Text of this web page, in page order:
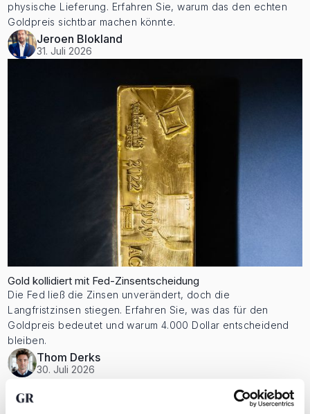
physische Lieferung. Erfahren Sie, warum das den echten
Goldpreis sichtbar machen könnte.
Jeroen Blokland
31. Juli 2026
Gold kollidiert mit Fed-Zinsentscheidung
Die Fed ließ die Zinsen unverändert, doch die
Langfristzinsen stiegen. Erfahren Sie, was das für den
Goldpreis bedeutet und warum 4.000 Dollar entscheidend
bleiben.
Thom Derks
30. Juli 2026